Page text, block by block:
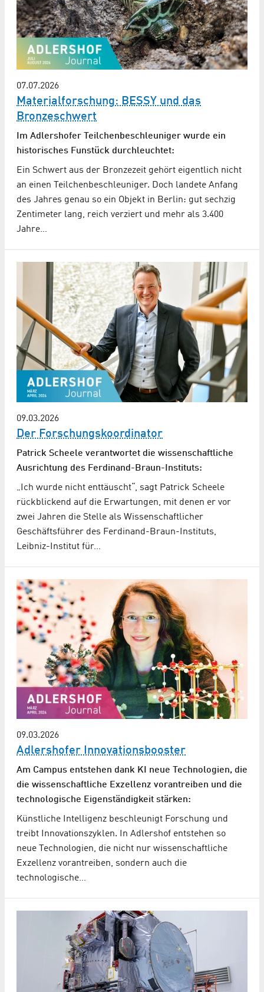
07.07.2026
Materialforschung: BESSY und das
Bronzeschwert
Im Adlershofer Teilchenbeschleuniger wurde ein
historisches Funstück durchleuchtet:
Ein Schwert aus der Bronzezeit gehört eigentlich nicht
an einen Teilchenbeschleuniger. Doch landete Anfang
des Jahres genau so ein Objekt in Berlin: gut sechzig
Zentimeter lang, reich verziert und mehr als 3.400
Jahre…
09.03.2026
Der Forschungskoordinator
Patrick Scheele verantwortet die wissenschaftliche
Ausrichtung des Ferdinand-Braun-Instituts:
„Ich wurde nicht enttäuscht“, sagt Patrick Scheele
rückblickend auf die Erwartungen, mit denen er vor
zwei Jahren die Stelle als Wissenschaftlicher
Geschäftsführer des Ferdinand-Braun-Instituts,
Leibniz-Institut für…
09.03.2026
Adlershofer Innovationsbooster
Am Campus entstehen dank KI neue Technologien, die
die wissenschaftliche Exzellenz vorantreiben und die
technologische Eigenständigkeit stärken:
Künstliche Intelligenz beschleunigt Forschung und
treibt Innovationszyklen. In Adlershof entstehen so
neue Technologien, die nicht nur wissenschaftliche
Exzellenz vorantreiben, sondern auch die
technologische…